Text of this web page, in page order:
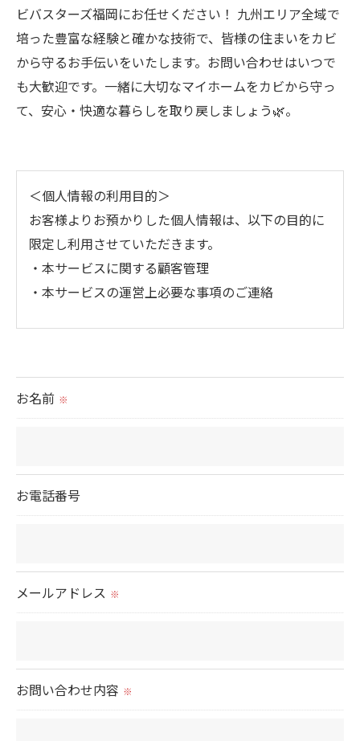
ビバスターズ福岡にお任せください！ 九州エリア全域で
培った豊富な経験と確かな技術で、皆様の住まいをカビ
から守るお手伝いをいたします。お問い合わせはいつで
も大歓迎です。一緒に大切なマイホームをカビから守っ
て、安心・快適な暮らしを取り戻しましょう🌿。
＜個人情報の利用目的＞
お客様よりお預かりした個人情報は、以下の目的に
限定し利用させていただきます。
・本サービスに関する顧客管理
・本サービスの運営上必要な事項のご連絡
られた場合を除き、
当社では、利用目的の達成に必要な範囲において、
お名前 ※
お電話番号
メールアドレス ※
お問い合わせ内容 ※